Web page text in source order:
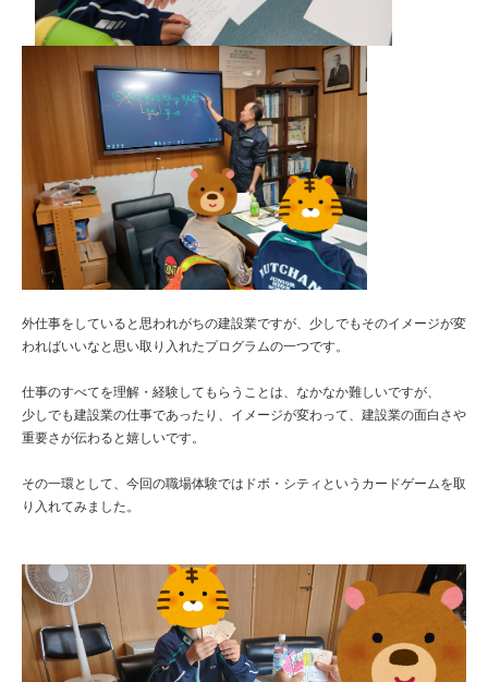
外仕事をしていると思われがちの建設業ですが、少しでもそのイメージが変
わればいいなと思い取り入れたプログラムの一つです。
仕事のすべてを理解・経験してもらうことは、なかなか難しいですが、
少しでも建設業の仕事であったり、イメージが変わって、建設業の面白さや
重要さが伝わると嬉しいです。
その一環として、今回の職場体験ではドボ・シティというカードゲームを取
り入れてみました。